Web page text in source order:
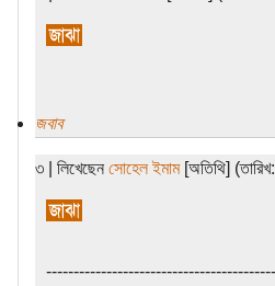
জবাব
৩ | লিখেছেন সোহেল ইমাম[অতিথি]